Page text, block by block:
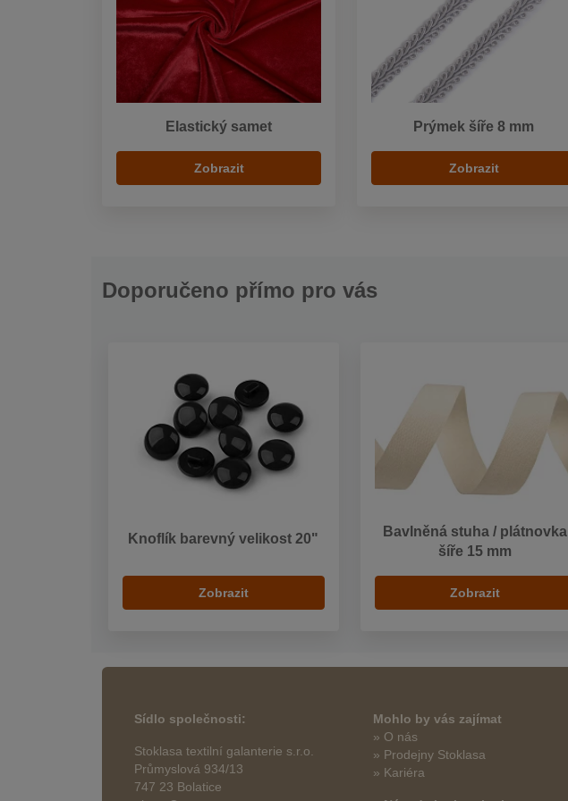
Elastický samet
Zobrazit
Prýmek šíře 8 mm
Zobrazit
Doporučeno přímo pro vás
Knoflík barevný velikost 20"
Zobrazit
Bavlněná stuha / plátnovka
šíře 15 mm
Zobrazit
Sídlo společnosti:
Stoklasa textilní galanterie s.r.o.
Průmyslová 934/13
747 23 Bolatice
Mohlo by vás zajímat
» O nás
» Prodejny Stoklasa
» Kariéra